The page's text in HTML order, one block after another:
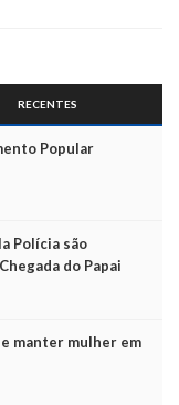
RECENTES
Popular
Polícia são
do Papai
manter mulher em